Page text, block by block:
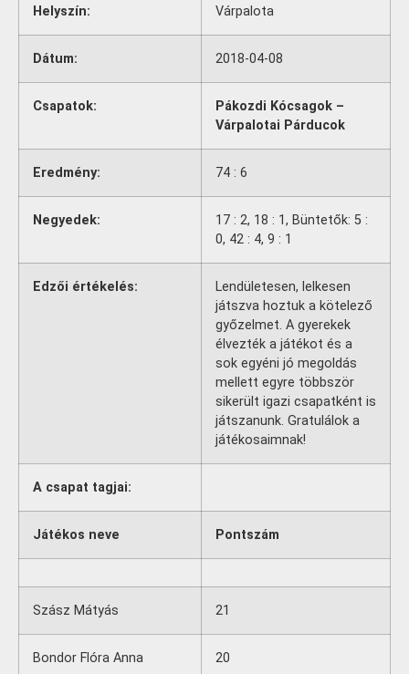
Helyszín: Várpalota
Dátum: 2018-04-08
Csapatok:
Pákozdi Kócsagok –
Várpalotai Párducok
Eredmény: 74 : 6
Negyedek:
17 : 2, 18 : 1, Büntetők: 5 :
0, 42 : 4, 9 : 1
Edzői értékelés:
Lendületesen, lelkesen
játszva hoztuk a kötelező
győzelmet. A gyerekek
élvezték a játékot és a
sok egyéni jó megoldás
mellett egyre többször
sikerült igazi csapatként is
játszanunk. Gratulálok a
játékosaimnak!
A csapat tagjai:
Játékos neve Pontszám
Szász Mátyás 21
Bondor Flóra Anna 20